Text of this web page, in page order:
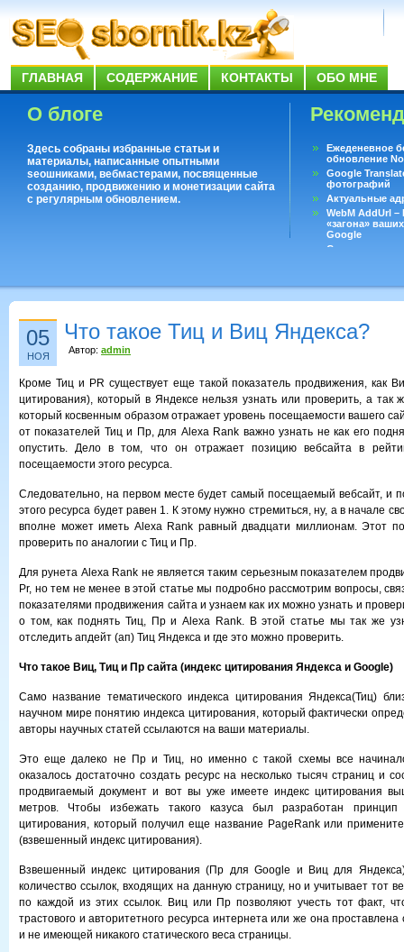
ГЛАВНАЯ СОДЕРЖАНИЕ КОНТАКТЫ ОБО МНЕ
О блоге
Здесь собраны избранные статьи и
материалы, написанные опытными
seoшниками, вебмастерами, посвященные
созданию, продвижению и монетизации сайта
с регулярным обновлением.
Ежеденевное
обновление
Google
фотографий
Актуальные
WebM AddUrl
«загона»
Google
Существует
05
НОЯ
Что такое Тиц и Виц Яндекса?
Автор: admin
Кроме Тиц и PR существует еще такой показатель продвижения, как
цитирования), который в Яндексе нельзя узнать или проверить, а так
который косвенным образом отражает уровень посещаемости вашего
от показателей Тиц и Пр, для Alexa Rank важно узнать не как его
опустить. Дело в том, что он отражает позицию вебсайта в
посещаемости этого ресурса.
Следовательно, на первом месте будет самый посещаемый вебсайт, и
этого ресурса будет равен 1. К этому нужно стремиться, ну, а в начале
вполне может иметь Alexa Rank равный двадцати миллионам. Этот
проверить по аналогии с Тиц и Пр.
Для рунета Alexa Rank не является таким серьезным показателем
Pr, но тем не менее в этой статье мы подробно рассмотрим вопросы,
показателями продвижения сайта и узнаем как их можно узнать и
о том, как поднять Тиц, Пр и Alexa Rank. В этой статье мы так же
отследить апдейт (ап) Тиц Яндекса и где это можно проверить.
Что такое Виц, Тиц и Пр сайта (индекс цитирования Яндекса и Google)
Само название тематического индекса цитирования Яндекса(Тиц)
научном мире понятию индекса цитирования, который фактически
авторы научных статей ссылаются на ваши материалы.
Это еще далеко не Пр и Тиц, но именно с такой схемы все
оказалось достаточно создать ресурс на несколько тысяч страниц и
продвигаемый документ и вот вы уже имеете индекс цитирования
метров. Чтобы избежать такого казуса был разработан принцип
цитирования, который получил еще название PageRank или
(взвешенный индекс цитирования).
Взвешенный индекс цитирования (Пр для Google и Виц для
количество ссылок, входящих на данную страницу, но и учитывает тот
по каждой из этих ссылок. Виц или Пр позволяют учесть тот факт,
трастового и авторитетного ресурса интернета или же она проставлена
и не имеющей никакого статического веса страницы.